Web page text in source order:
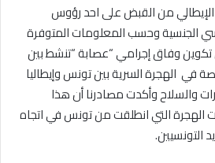
من القبض على احد رؤوس
الجنسية وحسب المعلومات المتوفرة
تكوين وفاق إجرامي “عصابة “تنشط بين
في الهجرة السرية بين تونس وإيطاليا
والسلاح وأكدت مصادرنا أن هذا
التي انطلقت من تونس في اتجاه
التونسيين.